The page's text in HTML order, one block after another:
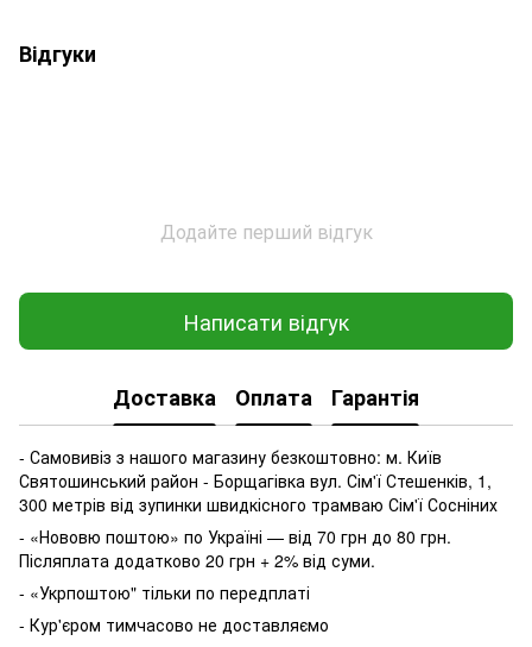
Відгуки
Додайте перший відгук
Написати відгук
Доставка Оплата Гарантія
- Самовивіз з нашого магазину безкоштовно: м. Київ
Святошинський район - Борщагівка вул. Сім'ї Стешенків, 1,
300 метрів від зупинки швидкісного трамваю Сім'ї Сосніних
- «Нововю поштою» по Україні — від 70 грн до 80 грн.
Післяплата додатково 20 грн + 2% від суми.
- «Укрпоштою" тільки по передплаті
- Кур'єром тимчасово не доставляємо